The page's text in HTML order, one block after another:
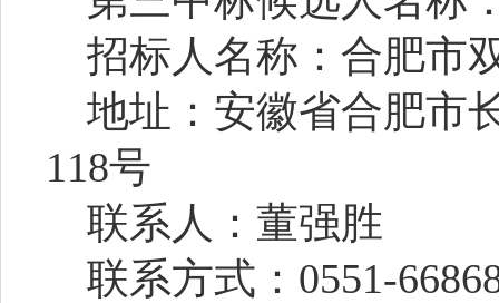
招标人名称：合肥市
地址：安徽省合肥市
118号
联系人：董强胜
联系方式： 0551-